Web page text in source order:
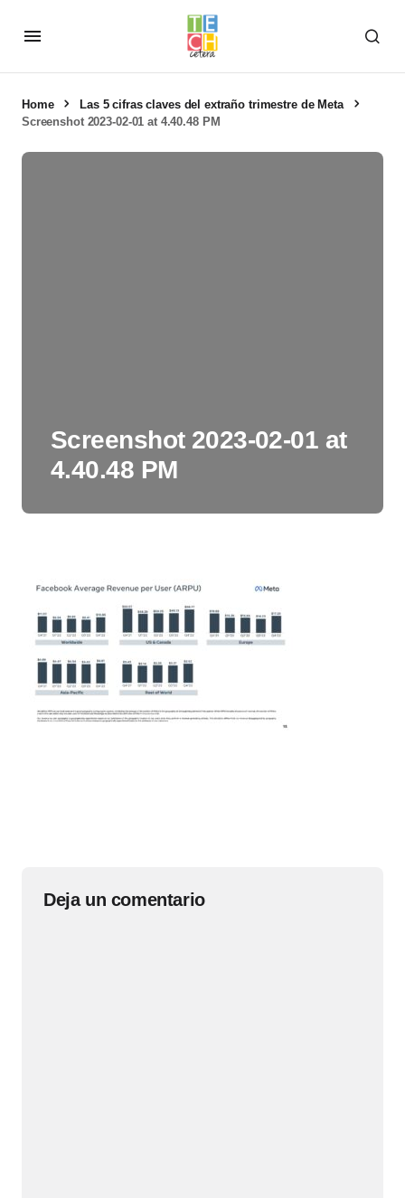
Home
Las 5 cifras claves del extraño trimestre de Meta
Screenshot 2023-02-01 at 4.40.48 PM
Screenshot 2023-02-01 at
4.40.48 PM
Deja un comentario